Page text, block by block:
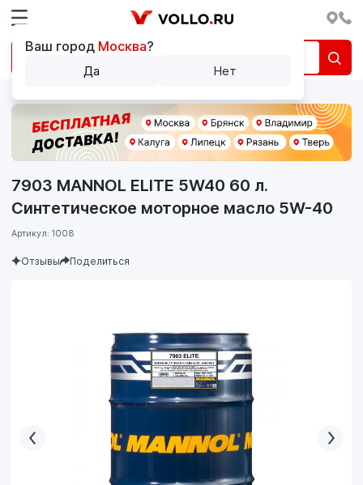
7903 MANNOL ELITE 5W40 60 л.
Синтетическое моторное масло 5W-40
Артикул: 1008
Отзывы Поделиться
Ваш город Москва?
Да Нет